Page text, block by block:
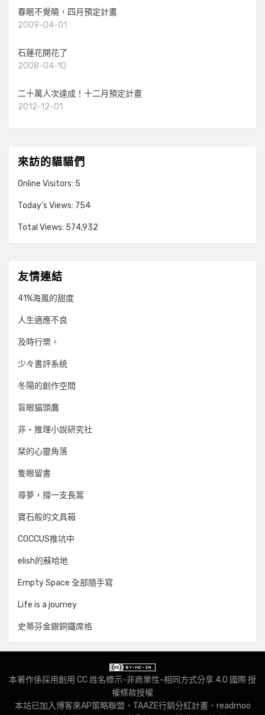
春眠不覺曉，四月預定計畫
2009-04-01
石蓮花開花了
2008-04-10
二十萬人次達成！十二月預定計畫
2012-12-01
來訪的貓貓們
Online Visitors: 5
Today's Views: 754
Total Views: 574,932
友情連結
41%海風的甜度
人生適應不良
及時行樂。
少々書評系統
冬陽的創作空間
盲眼貓頭鷹
非‧推理小說研究社
栞的心靈角落
隻眼留書
尋夢，撐一支長篙
寶石般的文具箱
COCCUS推坑中
elish的蘇哈地
Empty Space 全部隨手寫
Life is a journey
史蒂芬金銀銅鐵席格
本著作係採用創用 CC 姓名標示-非商業性-相同方式分享 4.0 國際 授
權條款授權
本站已加入博客來AP策略聯盟 、 TAAZE行銷分紅計畫、 readmoo